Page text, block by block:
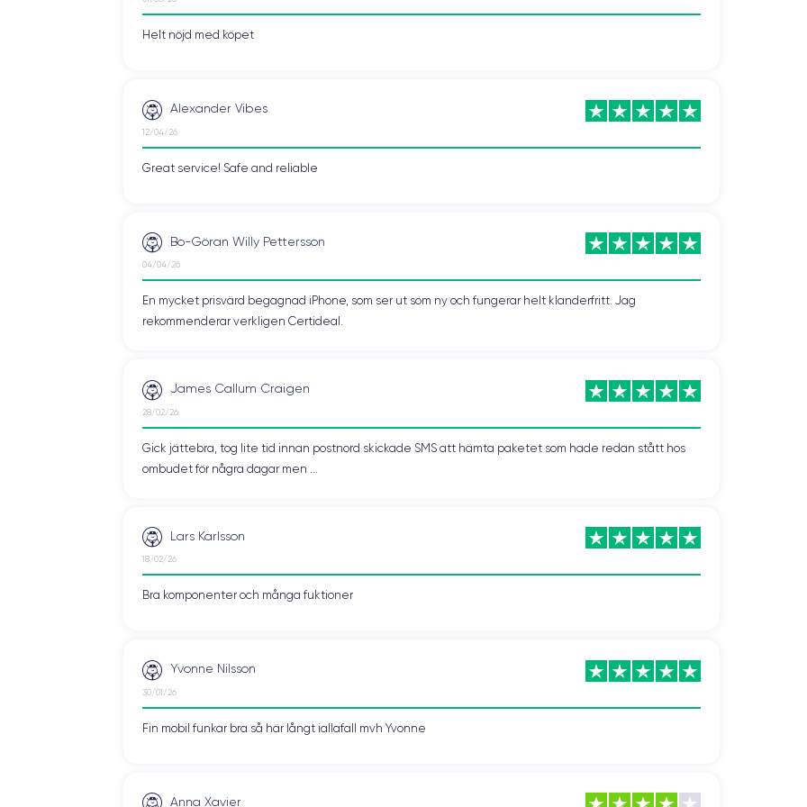
Helt nöjd med köpet
Alexander Vibes
12/04/26
Great service! Safe and reliable
Bo-Göran Willy Pettersson
04/04/26
En mycket prisvärd begagnad iPhone, som ser ut som ny och fungerar helt klanderfritt. Jag
rekommenderar verkligen Certideal.
James Callum Craigen
28/02/26
Gick jättebra, tog lite tid innan postnord skickade SMS att hämta paketet som hade redan stått hos
ombudet för några dagar men ...
Lars Karlsson
18/02/26
Bra komponenter och många fuktioner
Yvonne Nilsson
30/01/26
Fin mobil funkar bra så här långt iallafall mvh Yvonne
Anna Xavier